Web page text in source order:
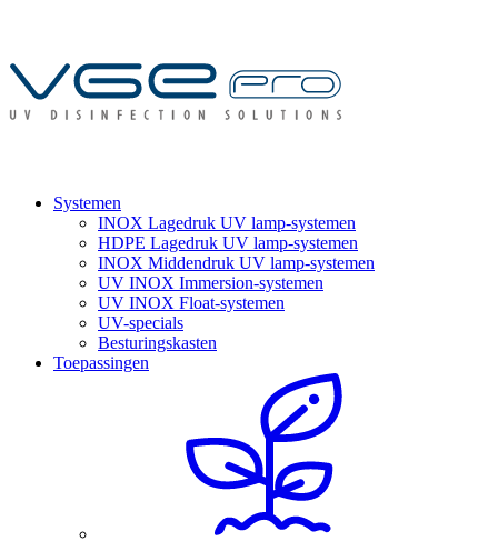
Systemen
INOX Lagedruk UV lamp-systemen
HDPE Lagedruk UV lamp-systemen
INOX Middendruk UV lamp-systemen
UV INOX Immersion-systemen
UV INOX Float-systemen
UV-specials
Besturingskasten
Toepassingen